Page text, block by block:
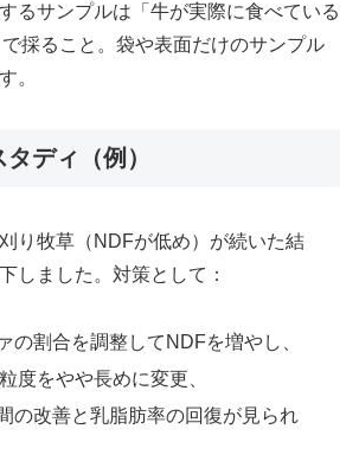
るサンプルは「牛が実際に食べている
採ること。袋や表面だけのサンプル
。
ディ（例）
り牧草（NDFが低め）が続いた結
しました。対策として：
の割合を調整してNDFを増やし、
度をやや長めに変更、
の改善と乳脂肪率の回復が見られ